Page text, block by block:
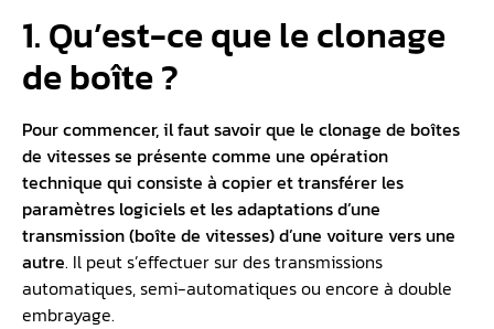
1. Qu’est-ce que le clonage
de boîte ?
Pour commencer, il faut savoir que le clonage de boîtes
de vitesses se présente comme une opération
technique qui consiste à copier et transférer les
paramètres logiciels et les adaptations d’une
transmission (boîte de vitesses) d’une voiture vers une
autre. Il peut s’effectuer sur des transmissions
automatiques, semi-automatiques ou encore à double
embrayage.